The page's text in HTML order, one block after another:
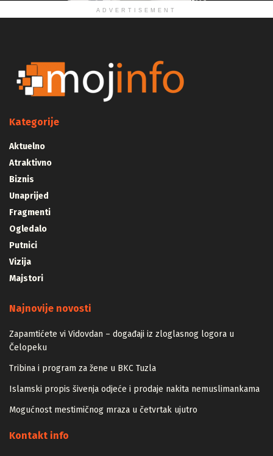
ADVERTISEMENT
Kategorije
Aktuelno
Atraktivno
Biznis
Unaprijed
Fragmenti
Ogledalo
Putnici
Vizija
Majstori
Najnovije novosti
Zapamtićete vi Vidovdan – događaji iz zloglasnog logora u
Čelopeku
Tribina i program za žene u BKC Tuzla
Islamski propis šivenja odjeće i prodaje nakita nemuslimankama
Mogućnost mestimičnog mraza u četvrtak ujutro
Kontakt info